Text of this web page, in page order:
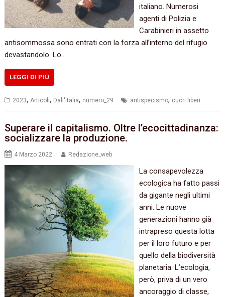
italiano. Numerosi
agenti di Polizia e
Carabinieri in assetto
antisommossa sono entrati con la forza all’interno del rifugio
devastandolo. Lo…
LEGGI DI PIÙ
2023,Articoli, Dall'Italia, numero_29 antispecismo, cuori liberi
Superare il capitalismo. Oltre l’ecocittadinanza:
socializzare la produzione.
4 Marzo 2022 Redazione_web
La consapevolezza
ecologica ha fatto passi
da gigante negli ultimi
anni. Le nuove
generazioni hanno già
intrapreso questa lotta
per il loro futuro e per
quello della biodiversità
planetaria. L’ecologia,
però, priva di un vero
ancoraggio di classe,